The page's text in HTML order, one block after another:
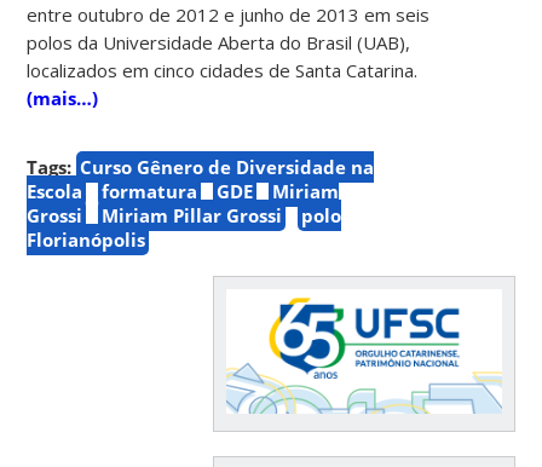
entre outubro de 2012 e junho de 2013 em seis
polos da Universidade Aberta do Brasil (UAB),
localizados em cinco cidades de Santa Catarina.
(mais…)
Tags: Curso Gênero de Diversidade na
Escola
formatura GDE
Miriam
Grossi
Miriam Pillar Grossi
polo
Florianópolis